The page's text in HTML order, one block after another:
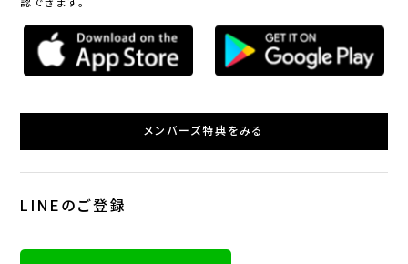
認できます。
メンバーズ特典をみる
LINEのご登録